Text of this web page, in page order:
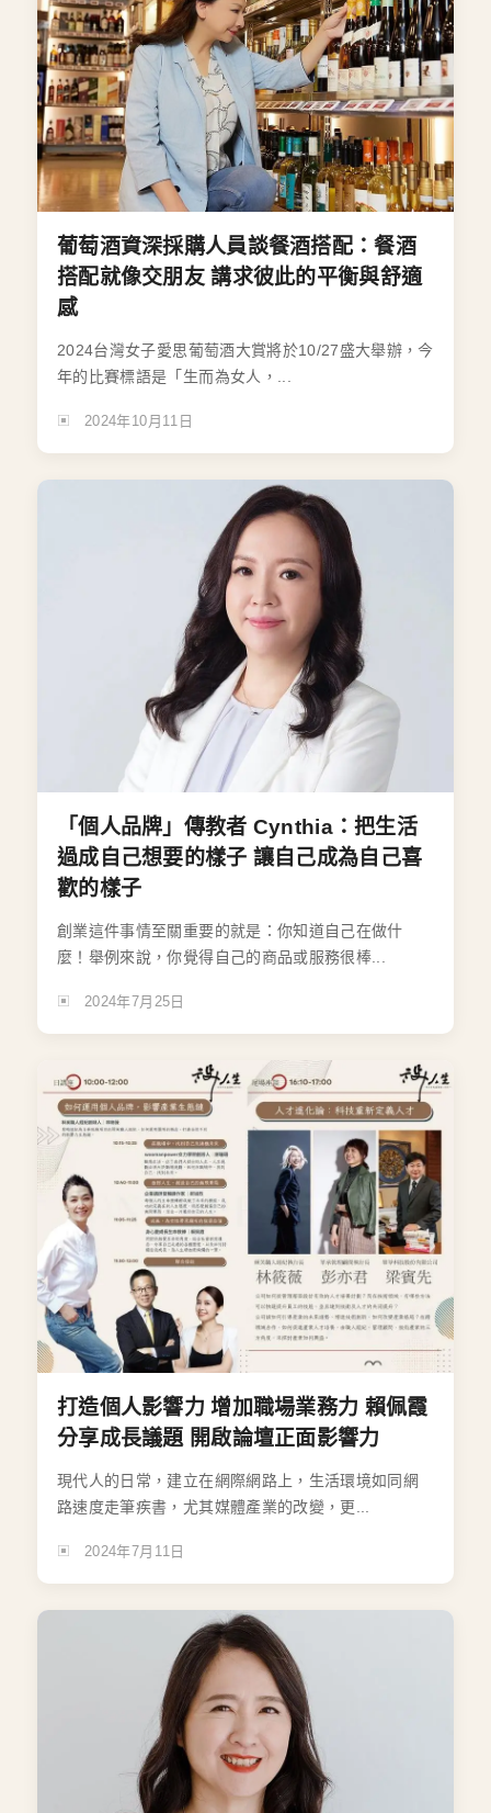
葡萄酒資深採購人員談餐酒搭配：餐酒
搭配就像交朋友 講求彼此的平衡與舒適
感
2024台灣女子愛思葡萄酒大賞將於10/27盛大舉辦，今
年的比賽標語是「生而為女人，...
2024年10月11日
「個人品牌」傳教者 Cynthia：把生活
過成自己想要的樣子 讓自己成為自己喜
歡的樣子
創業這件事情至關重要的就是：你知道自己在做什
麼！舉例來說，你覺得自己的商品或服務很棒...
2024年7月25日
打造個人影響力 增加職場業務力 賴佩霞
分享成長議題 開啟論壇正面影響力
現代人的日常，建立在網際網路上，生活環境如同網
路速度走筆疾書，尤其媒體產業的改變，更...
2024年7月11日